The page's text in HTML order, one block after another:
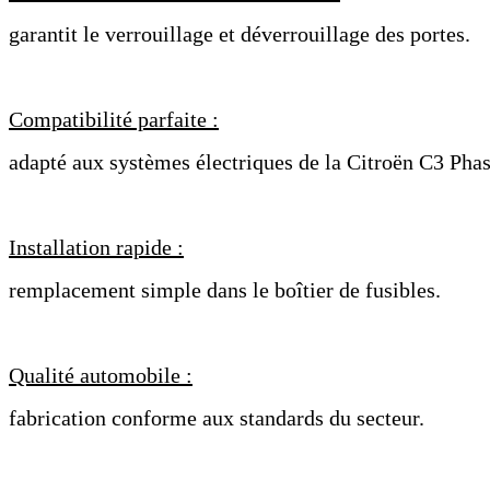
garantit le verrouillage et déverrouillage des portes.
Compatibilité parfaite :
adapté aux systèmes électriques de la Citroën C3
Installation rapide :
remplacement simple dans le boîtier de fusibles.
Qualité automobile :
fabrication conforme aux standards du secteur.